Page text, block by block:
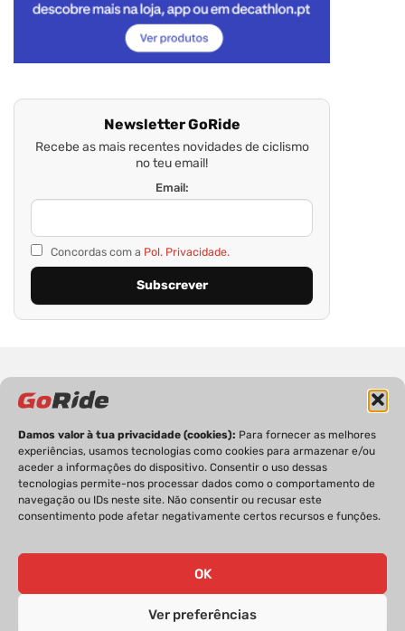
Damos valor à tua privacidade (cookies): Para fornecer as melhores
experiências, usamos tecnologias como cookies para armazenar e/ou
aceder a informações do dispositivo. Consentir o uso dessas
tecnologias permite-nos processar dados como o comportamento de
navegação ou IDs neste site. Não consentir ou recusar este
consentimento pode afetar negativamente certos recursos e funções.
OK
Ver preferências
Newsletter GoRide
Recebe as mais recentes novidades de ciclismo
no teu email!
Email:
Concordas com a Pol. Privacidade.
PRIVACIDADE FICHA TÉCNICA
ESTATUTO EDITORIAL
POLÍTICA DE COOKIES
CONTACTOS
GoRide 2026 | Todos os direitos reservados.